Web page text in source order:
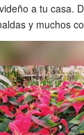
a tu casa.
y muchos